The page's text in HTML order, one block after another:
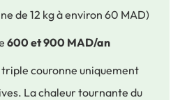
de 12 kg à environ 60 MAD)
600 et 900 MAD/an
triple couronne uniquement
La chaleur tournante du